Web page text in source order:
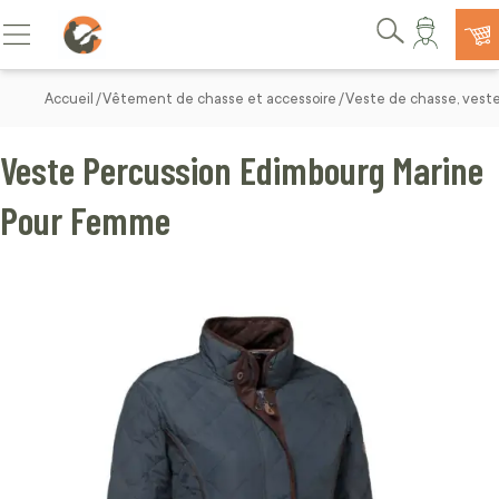
Allez au contenu
Basculer la navigation
Rechercher
Accueil Vêtement de chasse et accessoire Veste de chasse,
Veste Percussion Edimbourg Marine
Pour Femme